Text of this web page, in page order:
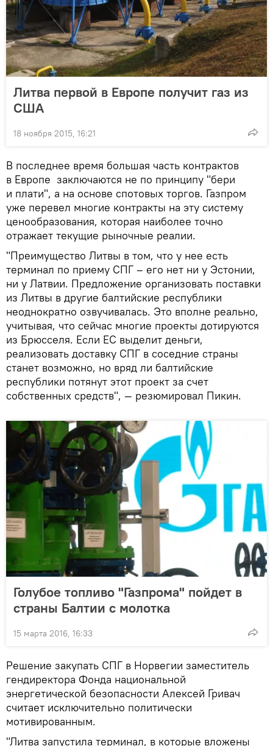
Литва первой в Европе получит газ из
США
18 ноября 2015, 16:21
В последнее время большая часть контрактов
в Европе заключаются не по принципу "бери
и плати", а на основе спотовых торгов. Газпром
уже перевел многие контракты на эту систему
ценообразования, которая наиболее точно
отражает текущие рыночные реалии.
"Преимущество Литвы в том, что у нее есть
терминал по приему СПГ – его нет ни у Эстонии,
ни у Латвии. Предложение организовать поставки
из Литвы в другие балтийские республики
неоднократно озвучивалась. Это вполне реально,
учитывая, что сейчас многие проекты дотируются
из Брюсселя. Если ЕС выделит деньги,
реализовать доставку СПГ в соседние страны
станет возможно, но вряд ли балтийские
республики потянут этот проект за счет
собственных средств", — резюмировал Пикин.
Голубое топливо "Газпрома" пойдет в
страны Балтии с молотка
15 марта 2016, 16:33
Решение закупать СПГ в Норвегии заместитель
гендиректора Фонда национальной
энергетической безопасности Алексей Гривач
считает исключительно политически
мотивированным.
"Литва запустила терминал, в которые вложены